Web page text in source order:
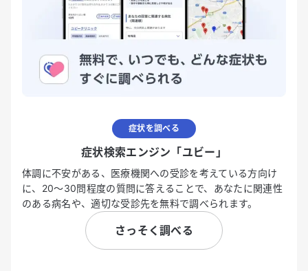
症状を調べる
症状検索エンジン「ユビー」
体調に不安がある、医療機関への受診を考えている方向け
に、20〜30問程度の質問に答えることで、あなたに関連性
のある病名や、適切な受診先を無料で調べられます。
さっそく調べる